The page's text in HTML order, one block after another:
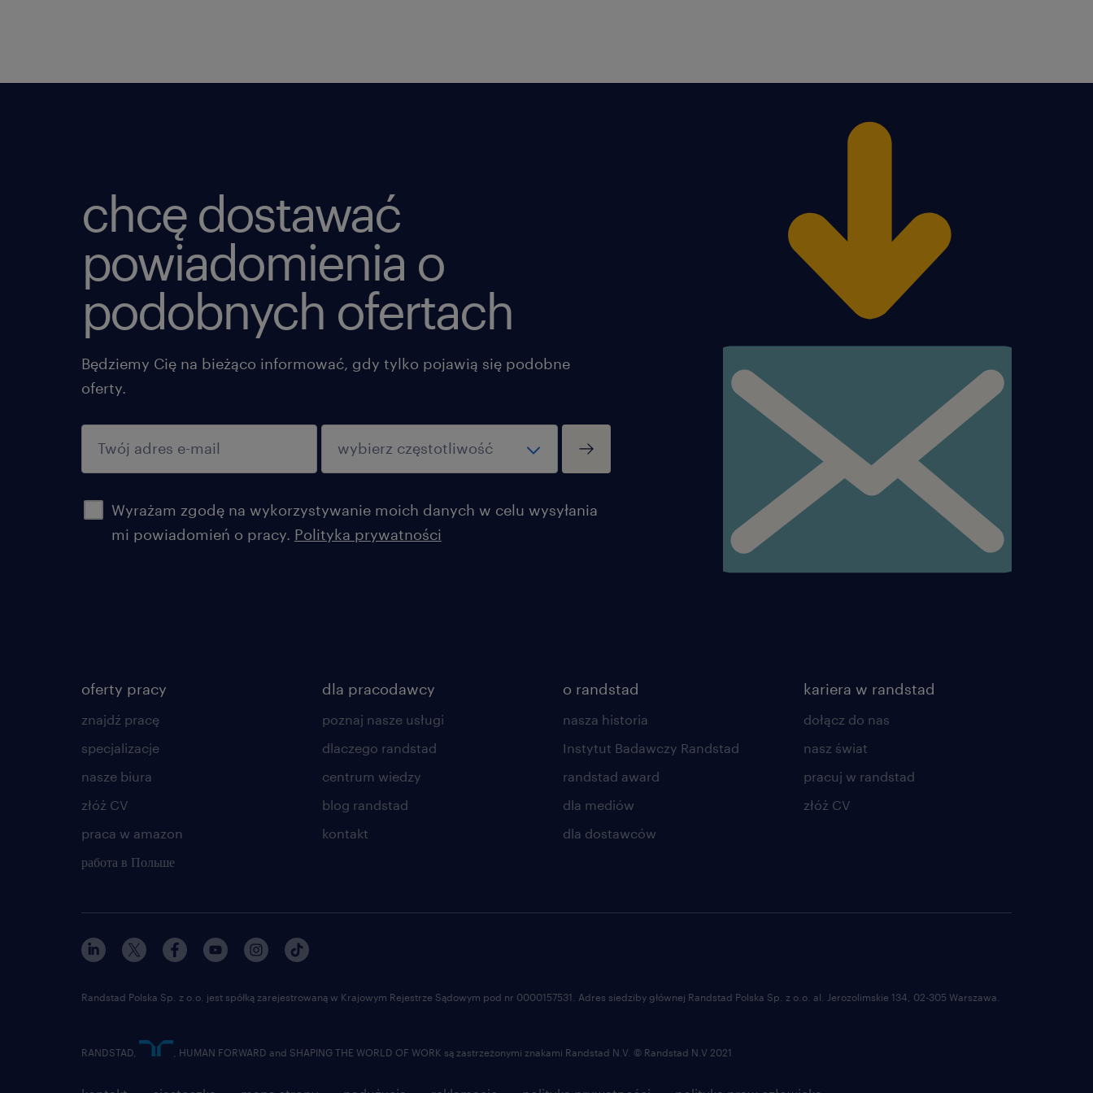
Atrakcyjne wynagrodzenie na start: od 5 400 zł do 7 100 zł
brutto (w zależności od tego, co już potrafisz).
Jasną ścieżkę awansu: Widzimy w Tobie przyszłość. Jeśli
masz predyspozycje liderskie i chcesz zarządzać
zespołem, Twoja stawka poszybuje jeszcze wyżej!
Święty spokój i work-life balance: Pracujemy wyłącznie na I
zmianę (6:00 - 14:00) od poniedziałku do piątku.
Stabilność, na której możesz polegać: Umowa o pracę od
Pakiet benefitów: Bogaty program świadczeń
chcę dostawać
powiadomienia o
podobnych ofertach
Będziemy Cię na bieżąco informować, gdy tylko pojawią się podobne
oferty.
Wyrażam zgodę na wykorzystywanie moich danych w celu wysyłania
mi powiadomień o pracy. Polityka prywatności
potwierdź
oferty pracy
znajdź pracę
specjalizacje
nasze biura
złóż CV
praca w amazon
работа в Польше
dla pracodawcy
poznaj nasze usługi
dlaczego randstad
centrum wiedzy
blog randstad
kontakt
o randstad
nasza historia
Instytut Badawczy Randstad
randstad award
dla mediów
dla dostawców
kariera w randstad
dołącz do nas
nasz świat
pracuj w randstad
złóż CV
Randstad Polska Sp. z o.o. jest spółką zarejestrowaną w Krajowym Rejestrze Sądowym pod nr 0000157531. Adres siedziby głównej Randstad Polska Sp. z o.o. al. Jerozolimskie 134, 02-305 Warszawa.
RANDSTAD, , HUMAN FORWARD and SHAPING THE WORLD OF WORK są zastrzeżonymi znakami Randstad N.V. © Randstad N.V 2021